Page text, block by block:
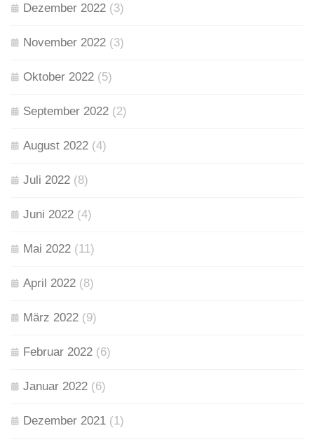
Dezember 2022 (3)
November 2022 (3)
Oktober 2022 (5)
September 2022 (2)
August 2022 (4)
Juli 2022 (8)
Juni 2022 (4)
Mai 2022 (11)
April 2022 (8)
März 2022 (9)
Februar 2022 (6)
Januar 2022 (6)
Dezember 2021 (1)